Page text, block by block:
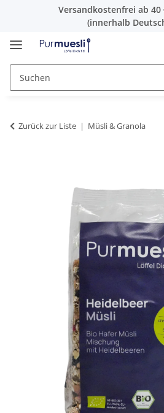
Versandkostenfrei ab 40
(innerhalb
Zurück zur Liste Müsli & Granola